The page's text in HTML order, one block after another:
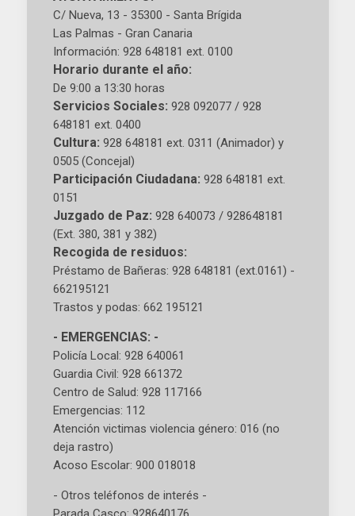
C/ Nueva, 13 - 35300 - Santa Brígida
Las Palmas - Gran Canaria
Información: 928 648181 ext. 0100
Horario durante el año:
De 9:00 a 13:30 horas
Servicios Sociales: 928 092077 / 928
648181 ext. 0400
Cultura: 928 648181 ext. 0311 (Animador) y
0505 (Concejal)
Participación Ciudadana: 928 648181 ext.
0151
Juzgado de Paz: 928 640073 / 928648181
(Ext. 380, 381 y 382)
Recogida de residuos:
Préstamo de Bañeras: 928 648181 (ext.0161) -
662195121
Trastos y podas: 662 195121
- EMERGENCIAS: -
Policía Local: 928 640061
Guardia Civil: 928 661372
Centro de Salud: 928 117166
Emergencias: 112
Atención victimas violencia género: 016 (no
deja rastro)
Acoso Escolar: 900 018018
- Otros teléfonos de interés -